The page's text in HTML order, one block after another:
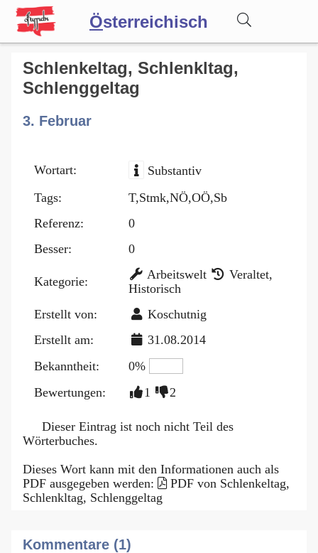
Österreichisch
Wörterbuch
Schlenkeltag, Schlenkltag,
Schlenggeltag
3. Februar
Wortart:
Substantiv
Tags:
T,Stmk,NÖ,OÖ,Sb
Referenz:
0
Besser:
0
Kategorie: Arbeitswelt
Veraltet,
Historisch
Erstellt von:
Koschutnig
Erstellt am:
31.08.2014
Bekanntheit:
0%
Bewertungen:
1 2
Dieser Eintrag ist noch nicht Teil des
Wörterbuches.
Dieses Wort kann mit den Informationen auch als
PDF ausgegeben werden:
PDF von Schlenkeltag,
Schlenkltag, Schlenggeltag
Kommentare (1)